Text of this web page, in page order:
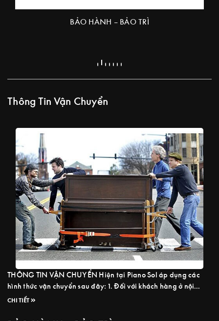
BẢO HÀNH – BẢO TRÌ
Thông Tin Vận Chuyển
THÔNG TIN VẬN CHUYỂN Hiện tại Piano Sol áp dụng các
hình thức vận chuyển sau đây: 1. Đối với khách hàng ở nội
thành TPHCM Giao đàn trong vòng 24h-48h, thu tiền tận nơi,
CHI TIẾT